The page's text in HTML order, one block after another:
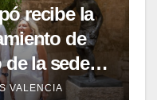
recibe la
de
de la sede
VALENCIA